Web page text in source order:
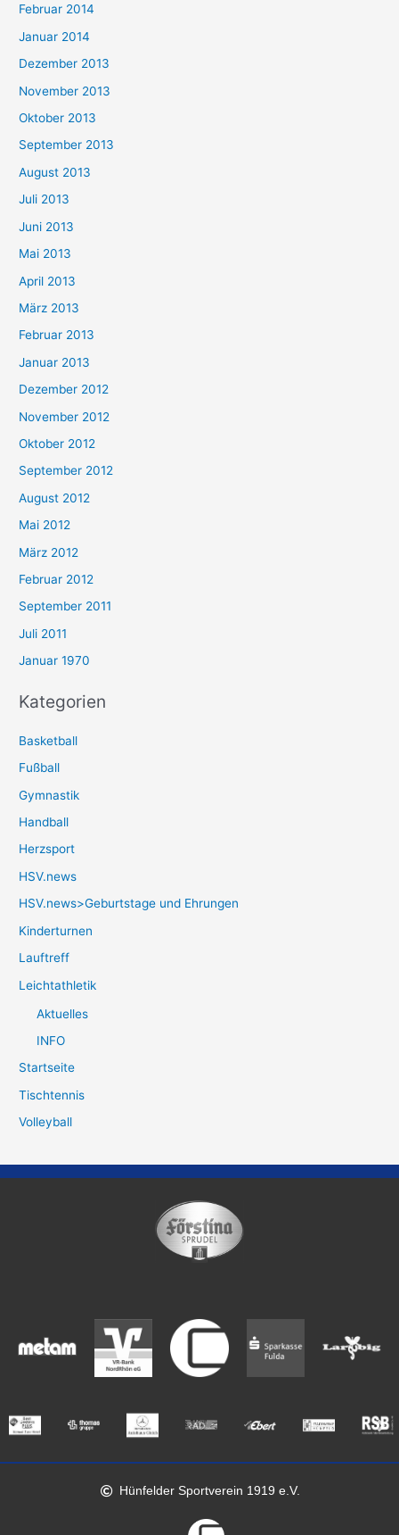
Februar 2014
Januar 2014
Dezember 2013
November 2013
Oktober 2013
September 2013
August 2013
Juli 2013
Juni 2013
Mai 2013
April 2013
März 2013
Februar 2013
Januar 2013
Dezember 2012
November 2012
Oktober 2012
September 2012
August 2012
Mai 2012
März 2012
Februar 2012
September 2011
Juli 2011
Januar 1970
Kategorien
Basketball
Fußball
Gymnastik
Handball
Herzsport
HSV.news
HSV.news>Geburtstage und Ehrungen
Kinderturnen
Lauftreff
Leichtathletik
Aktuelles
INFO
Startseite
Tischtennis
Volleyball
Hünfelder Sportverein 1919 e.V.